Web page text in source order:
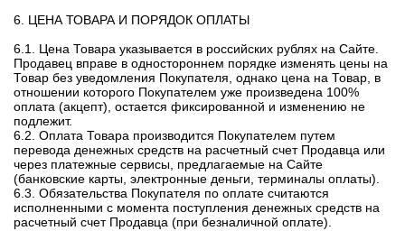
6. ЦЕНА ТОВАРА И ПОРЯДОК ОПЛАТЫ
6.1. Цена Товара указывается в российских рублях на Сайте.
Продавец вправе в одностороннем порядке изменять цены на
Товар без уведомления Покупателя, однако цена на Товар, в
отношении которого Покупателем уже произведена 100%
оплата (акцепт), остается фиксированной и изменению не
подлежит.
6.2. Оплата Товара производится Покупателем путем
перевода денежных средств на расчетный счет Продавца или
через платежные сервисы, предлагаемые на Сайте
(банковские карты, электронные деньги, терминалы оплаты).
6.3. Обязательства Покупателя по оплате считаются
исполненными с момента поступления денежных средств на
расчетный счет Продавца (при безналичной оплате).